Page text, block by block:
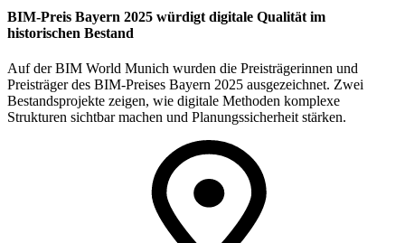
BIM-Preis Bayern 2025 würdigt digitale Qualität im
historischen Bestand
Auf der BIM World Munich wurden die Preisträgerinnen und
Preisträger des BIM-Preises Bayern 2025 ausgezeichnet. Zwei
Bestandsprojekte zeigen, wie digitale Methoden komplexe
Strukturen sichtbar machen und Planungssicherheit stärken.